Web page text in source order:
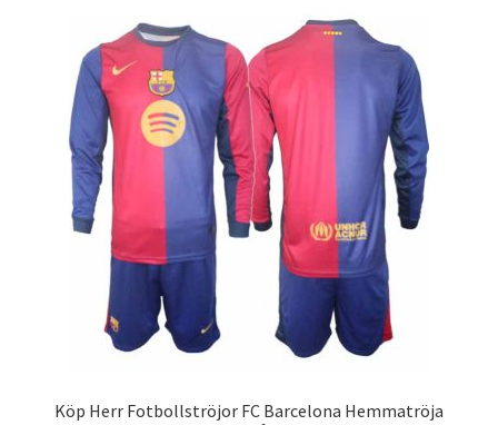
Köp Herr Fotbollströjor FC Barcelona Hemmatröja